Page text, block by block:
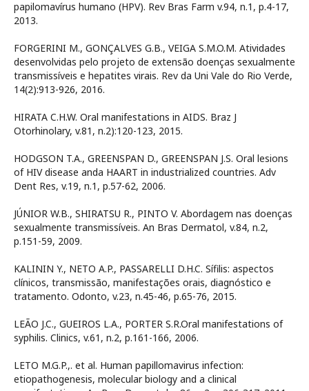
papilomavírus humano (HPV). Rev Bras Farm v.94, n.1, p.4-17,
2013.
FORGERINI M., GONÇALVES G.B., VEIGA S.M.O.M. Atividades
desenvolvidas pelo projeto de extensão doenças sexualmente
transmissíveis e hepatites virais. Rev da Uni Vale do Rio Verde,
14(2):913-926, 2016.
HIRATA C.H.W. Oral manifestations in AIDS. Braz J
Otorhinolary, v.81, n.2):120-123, 2015.
HODGSON T.A., GREENSPAN D., GREENSPAN J.S. Oral lesions
of HIV disease anda HAART in industrialized countries. Adv
Dent Res, v.19, n.1, p.57-62, 2006.
JÚNIOR W.B., SHIRATSU R., PINTO V. Abordagem nas doenças
sexualmente transmissíveis. An Bras Dermatol, v.84, n.2,
p.151-59, 2009.
KALININ Y., NETO A.P., PASSARELLI D.H.C. Sífilis: aspectos
clínicos, transmissão, manifestações orais, diagnóstico e
tratamento. Odonto, v.23, n.45-46, p.65-76, 2015.
LEÃO J.C., GUEIROS L.A., PORTER S.R.Oral manifestations of
syphilis. Clinics, v.61, n.2, p.161-166, 2006.
LETO M.G.P.,. et al. Human papillomavirus infection:
etiopathogenesis, molecular biology and a clinical